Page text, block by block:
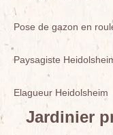
Pose de gazon en
Paysagiste
Elagueur Heidolsheim
Jardinier